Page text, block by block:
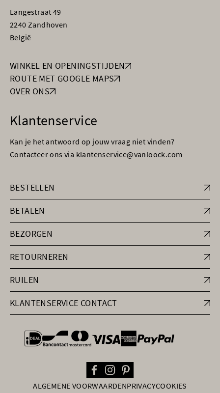
Langestraat 49
2240 Zandhoven
België
WINKEL EN OPENINGSTIJDEN
ROUTE MET GOOGLE MAPS
OVER ONS
Klantenservice
Kan je het antwoord op jouw vraag niet vinden?
Contacteer ons via klantenservice@vanloock.com
BESTELLEN
BETALEN
BEZORGEN
RETOURNEREN
RUILEN
KLANTENSERVICE CONTACT
general.paymentOptions
ALGEMENE VOORWAARDENPRIVACYCOOKIES